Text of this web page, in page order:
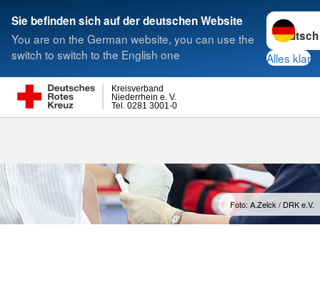
Sie befinden sich auf der deutschen Website
You are on the German website, you can use the
switch to switch to the English one
Sprache
Alles klar
Tel. 0281 3001-0
Niederrhein e. V.
Kreisverband
Suche
Foto: A.Zelck / DRK e.V.